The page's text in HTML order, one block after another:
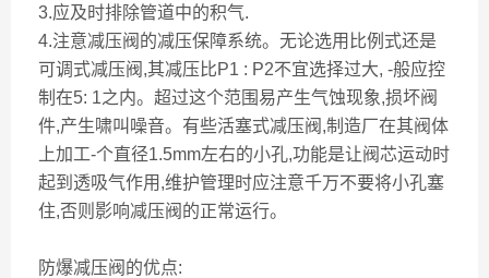
3.应及时排除管道中的积气.
4.注意减压阀的减压保障系统。无论选用比例式还是
可调式减压阀,其减压比P1 : P2不宜选择过大, -般应控
制在5: 1之内。超过这个范围易产生气蚀现象,损坏阀
件,产生啸叫噪音。有些活塞式减压阀,制造厂在其阀体
上加工-个直径1.5mm左右的小孔,功能是让阀芯运动时
起到透吸气作用,维护管理时应注意千万不要将小孔塞
住,否则影响减压阀的正常运行。
防爆减压阀的优点: